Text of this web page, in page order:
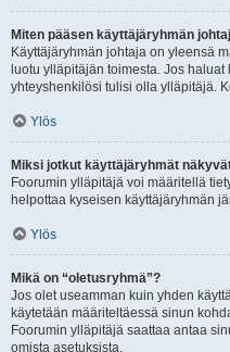
Miten pääsen käyttäjäryhmän
Käyttäjäryhmän johtaja on yleensä
luotu ylläpitäjän toimesta. Jos
yhteyshenkilösi tulisi olla ylläpitäjä.
Ylös
Miksi jotkut käyttäjäryhmät
Foorumin ylläpitäjä voi määritellä
helpottaa kyseisen käyttäjäryhmän
Ylös
Mikä on “oletusryhmä”?
Jos olet useamman kuin yhden
käytetään määriteltäessä sinun
Foorumin ylläpitäjä saattaa antaa
omista asetuksista.